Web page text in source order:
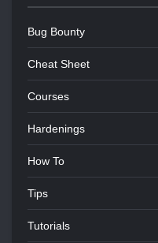
Bug Bounty
Cheat Sheet
Courses
Hardenings
How To
Tips
Tutorials